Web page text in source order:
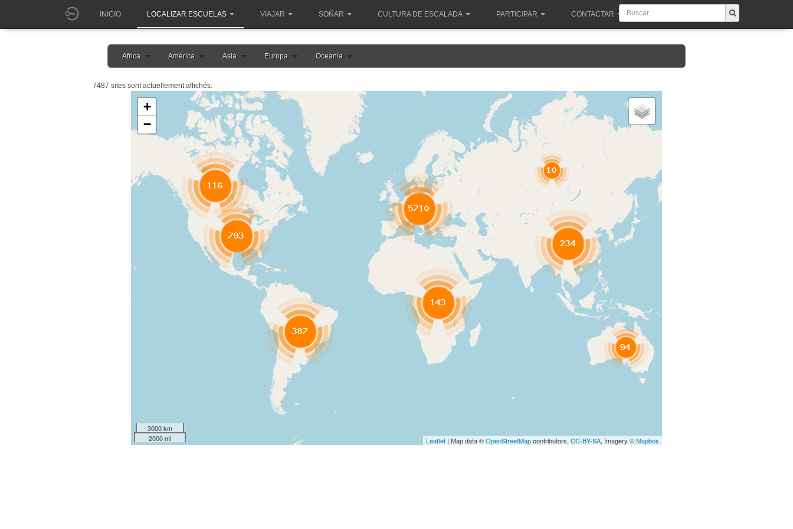
INICIO LOCALIZAR ESCUELAS VIAJAR SOÑAR CULTURA DE ESCALADA PARTICIPAR CONTACTAR
Africa América Asia Europa Oceanía
7487 sites sont actuellement affichés.
+
−
3000 km
2000 mi
Leaflet | Map data ©OpenStreetMapcontributors, CC-BY-SA, Imagery ©Mapbox